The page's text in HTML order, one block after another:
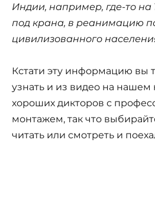
Индии, например, где-то на
под крана, в реанимацию
цивилизованного
Кстати эту информацию вы
узнать и из видео на нашем
хороших дикторов с
монтажем, так что
читать или смотреть и